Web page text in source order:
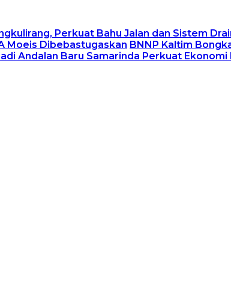
Perkuat Bahu Jalan dan Sistem
Moeis Dibebastugaskan BNNP Kaltim
Andalan Baru Samarinda Perkuat Ekonomi